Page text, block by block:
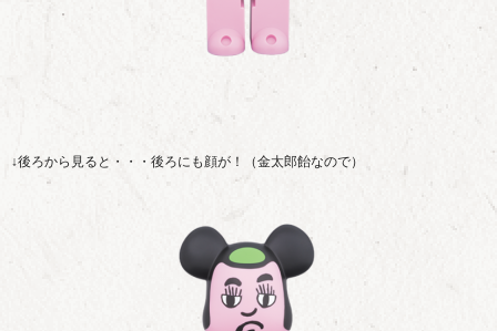
↓後ろから見ると・・・後ろにも顔が！（金太郎飴なので）